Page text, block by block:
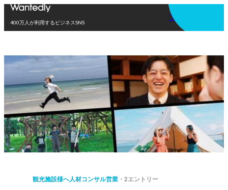
400万人が利用するビジネスSNS
アプリを使う
観光施設様へ人材コンサル営業 2エントリー